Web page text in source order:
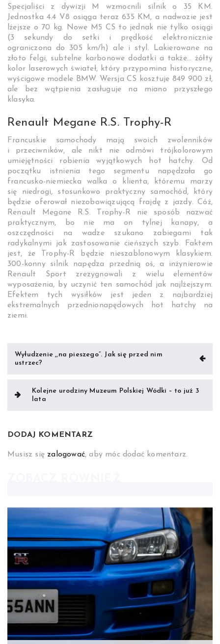
Specjaliści z dywizji M wzmocnili silnik o 35 KM.
Jednostka 4.4 V8 osiąga teraz 635 KM, a nadwozie jest
lżejsze o 70 kg. Nowe M5 CS to jednak nie tylko osiągi
(3 sekundy do setki i prędkość elektronicznie
ograniczona do 305 km/h) ale i styl. Lakierowane na
złoto felgi, subtelne karbonowe dodatki a także… żółty
kolor laserowych świateł, który przypomina historyczne,
wyścigowe modele BMW. Wersja CS kosztuje 849 900 zł,
ale bez wątpienia zasługuje na miano przyszłego
klasyka.
Renault Megane R.S. Trophy-R
Francuskie samochody mają swoich zwolenników
i przeciwników, ale nikt nie odmówi trójkolorowym
umiejętności robienia wyjątkowych hot hatchy. Od
początku istnienia tego segmentu napędzała go
francusko-niemiecka walka o klienta, któremu marzy
się niedrogi, stosunkowo praktyczny samochód, który
będzie oferował niezobowiązującą frajdę z jazdy. Cóż,
Renault Megane R.S. Trophy-R nie sposób nazwać
praktycznym, bo nie ma on tylnej kanapy, a
oszczędności na wadze szukano zabiegami tak
radykalnymi jak zastosowanie cieńszych szyb. Faktem
jest, że Trophy-R będzie nieszablonowym klasykiem.
300-konny silnik napędza przednią oś, a inżynierowie
Renault Sport zrezygnowali z wielu elementów
wyposażenia, by uczynić ten samochód jak najlżejszym.
Efektem tych wysiłków jest jeden z najbardziej
ekstremalnych przednionapędowych hot hatchy na
ziemi.
Nawigacja
wpisu
Wyłudzenie ,,na pieszego”. Jak się przed nim
ustrzec?
Kolejne urodziny Muzeum Polskiej Wódki – to już 3
lata
DODAJ KOMENTARZ
Musisz się zalogować, aby móc dodać komentarz.